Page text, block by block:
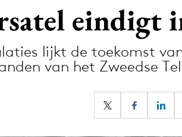
PR
eindigt
lijkt de toekomst
van het Zweedse